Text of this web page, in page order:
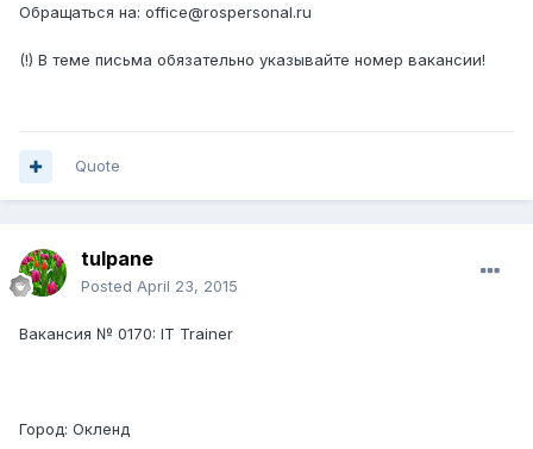
Обращаться на: office@rospersonal.ru
(!) В теме письма обязательно указывайте номер вакансии!
Quote
tulpane
Posted April 23, 2015
Вакансия № 0170: IT Trainer
Город: Окленд